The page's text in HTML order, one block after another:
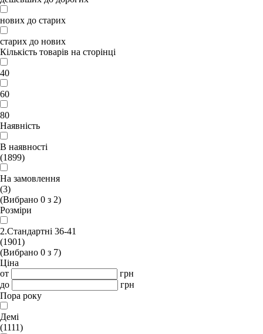
нових до старих
старих до нових
Кількість товарів на сторінці
40
60
80
Наявність
В наявності
(1899)
На замовлення
(3)
(Вибрано 0 з 2)
Розміри
2.Стандартні 36-41
(1901)
(Вибрано 0 з 7)
Ціна
от
грн
до
грн
Пора року
Демі
(1111)